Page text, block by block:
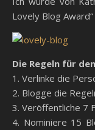
Lovely Blog
Die Regeln für
1. Verlinke die
2. Blogge die
3. Veröffentliche 7
4. Nominiere 15